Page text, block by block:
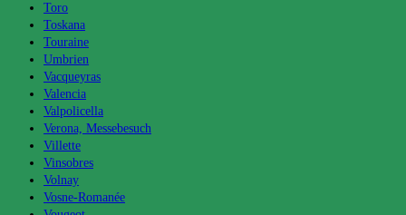
Toro
Toskana
Touraine
Umbrien
Vacqueyras
Valencia
Valpolicella
Verona, Messebesuch
Villette
Vinsobres
Volnay
Vosne-Romanée